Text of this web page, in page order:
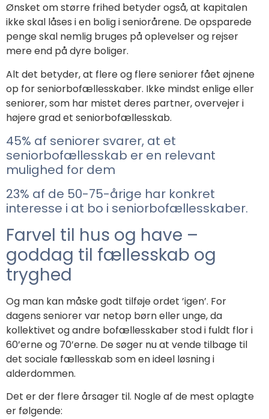
Ønsket om større frihed betyder også, at kapitalen
ikke skal låses i en bolig i seniorårene. De opsparede
penge skal nemlig bruges på oplevelser og rejser
mere end på dyre boliger.
Alt det betyder, at flere og flere seniorer fået øjnene
op for seniorbofællesskaber. Ikke mindst enlige eller
seniorer, som har mistet deres partner, overvejer i
højere grad et seniorbofællesskab.
45% af seniorer svarer, at et
seniorbofællesskab er en relevant
mulighed for dem
23% af de 50-75-årige har konkret
interesse i at bo i seniorbofællesskaber.
Farvel til hus og have –
goddag til fællesskab og
tryghed
Og man kan måske godt tilføje ordet ’igen’. For
dagens seniorer var netop børn eller unge, da
kollektivet og andre bofællesskaber stod i fuldt flor i
60’erne og 70’erne. De søger nu at vende tilbage til
det sociale fællesskab som en ideel løsning i
alderdommen.
Det er der flere årsager til. Nogle af de mest oplagte
er følgende: